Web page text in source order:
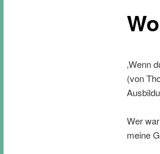
‚Wenn
(von
Wer
meine